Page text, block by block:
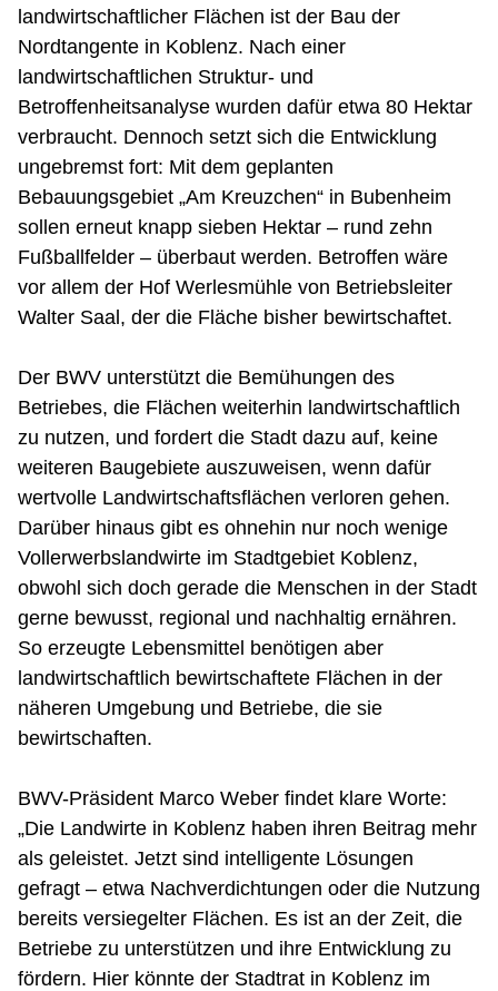
landwirtschaftlicher Flächen ist der Bau der
Nordtangente in Koblenz. Nach einer
landwirtschaftlichen Struktur- und
Betroffenheitsanalyse wurden dafür etwa 80 Hektar
verbraucht. Dennoch setzt sich die Entwicklung
ungebremst fort: Mit dem geplanten
Bebauungsgebiet „Am Kreuzchen“ in Bubenheim
sollen erneut knapp sieben Hektar – rund zehn
Fußballfelder – überbaut werden. Betroffen wäre
vor allem der Hof Werlesmühle von Betriebsleiter
Walter Saal, der die Fläche bisher bewirtschaftet.
Der BWV unterstützt die Bemühungen des
Betriebes, die Flächen weiterhin landwirtschaftlich
zu nutzen, und fordert die Stadt dazu auf, keine
weiteren Baugebiete auszuweisen, wenn dafür
wertvolle Landwirtschaftsflächen verloren gehen.
Darüber hinaus gibt es ohnehin nur noch wenige
Vollerwerbslandwirte im Stadtgebiet Koblenz,
obwohl sich doch gerade die Menschen in der Stadt
gerne bewusst, regional und nachhaltig ernähren.
So erzeugte Lebensmittel benötigen aber
landwirtschaftlich bewirtschaftete Flächen in der
näheren Umgebung und Betriebe, die sie
bewirtschaften.
BWV-Präsident Marco Weber findet klare Worte:
„Die Landwirte in Koblenz haben ihren Beitrag mehr
als geleistet. Jetzt sind intelligente Lösungen
gefragt – etwa Nachverdichtungen oder die Nutzung
bereits versiegelter Flächen. Es ist an der Zeit, die
Betriebe zu unterstützen und ihre Entwicklung zu
fördern. Hier könnte der Stadtrat in Koblenz im